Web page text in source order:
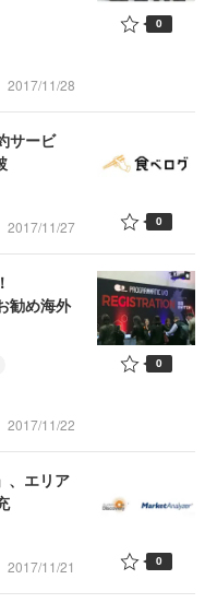
2017/11/28
0
サービ
2017/11/27 0
勧め海外
2017/11/22
0
、エリア
2017/11/21 0